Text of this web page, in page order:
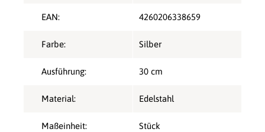
EAN: 4260206338659
Farbe: Silber
Ausführung: 30 cm
Material: Edelstahl
Maßeinheit: Stück